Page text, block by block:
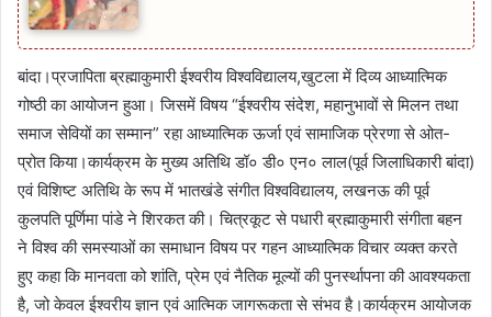
बांदा।प्रजापिता ब्रह्माकुमारी ईश्वरीय विश्वविद्यालय,खुटला में दिव्य आध्यात्मिक
गोष्ठी का आयोजन हुआ। जिसमें विषय “ईश्वरीय संदेश, महानुभावों से मिलन तथा
समाज सेवियों का सम्मान” रहा आध्यात्मिक ऊर्जा एवं सामाजिक प्रेरणा से ओत-
प्रोत किया।कार्यक्रम के मुख्य अतिथि डॉ० डी० एन० लाल(पूर्व जिलाधिकारी बांदा)
एवं विशिष्ट अतिथि के रूप में भातखंडे संगीत विश्वविद्यालय, लखनऊ की पूर्व
कुलपति पूर्णिमा पांडे ने शिरकत की। चित्रकूट से पधारी ब्रह्माकुमारी संगीता बहन
ने विश्व की समस्याओं का समाधान विषय पर गहन आध्यात्मिक विचार व्यक्त करते
हुए कहा कि मानवता को शांति, प्रेम एवं नैतिक मूल्यों की पुनर्स्थापना की आवश्यकता
है, जो केवल ईश्वरीय ज्ञान एवं आत्मिक जागरूकता से संभव है।कार्यक्रम आयोजक